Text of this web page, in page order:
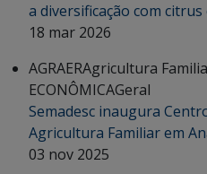
a diversificação com
18 mar 2026
AGRAERAgricultura
ECONÔMICAGeral
Semadesc inaugura
Agricultura Familiar em
03 nov 2025